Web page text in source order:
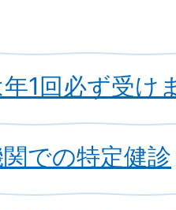
1回必ず受け
での特定健診